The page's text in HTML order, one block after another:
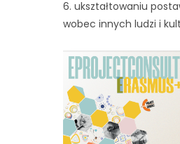
6. ukształtowaniu
wobec innych ludzi i